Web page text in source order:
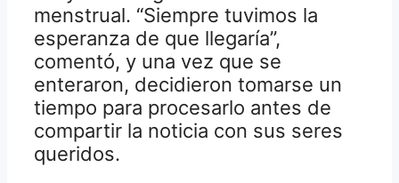
menstrual. “Siempre tuvimos la
esperanza de que llegaría”,
comentó, y una vez que se
enteraron, decidieron tomarse un
tiempo para procesarlo antes de
compartir la noticia con sus seres
queridos.